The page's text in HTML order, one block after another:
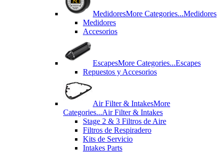
MedidoresMore Categories...Medidores
Medidores
Accesorios
EscapesMore Categories...Escapes
Repuestos y Accesorios
Air Filter & IntakesMore
Categories...Air Filter & Intakes
Stage 2 & 3 Filtros de Aire
Filtros de Respiradero
Kits de Servicio
Intakes Parts